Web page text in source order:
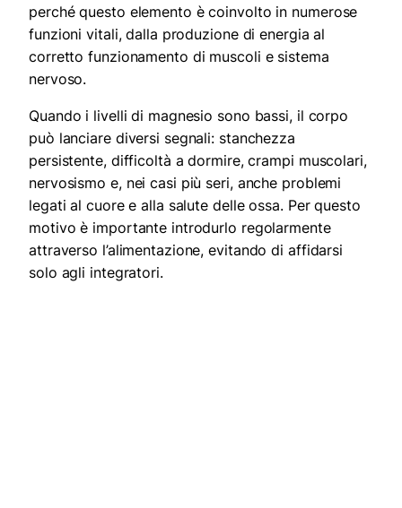
perché questo elemento è coinvolto in numerose
funzioni vitali, dalla produzione di energia al
corretto funzionamento di muscoli e sistema
nervoso.
Quando i livelli di magnesio sono bassi, il corpo
può lanciare diversi segnali: stanchezza
persistente, difficoltà a dormire, crampi muscolari,
nervosismo e, nei casi più seri, anche problemi
legati al cuore e alla salute delle ossa. Per questo
motivo è importante introdurlo regolarmente
attraverso l’alimentazione, evitando di affidarsi
solo agli integratori.